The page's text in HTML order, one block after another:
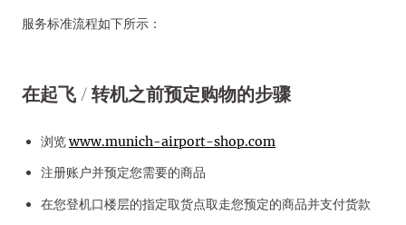
服务标准流程如下所示：
在起飞 / 转机之前预定购物的步骤
浏览www.munich-airport-shop.com
注册账户并预定您需要的商品
在您登机口楼层的指定取货点取走您预定的商品并支付货款